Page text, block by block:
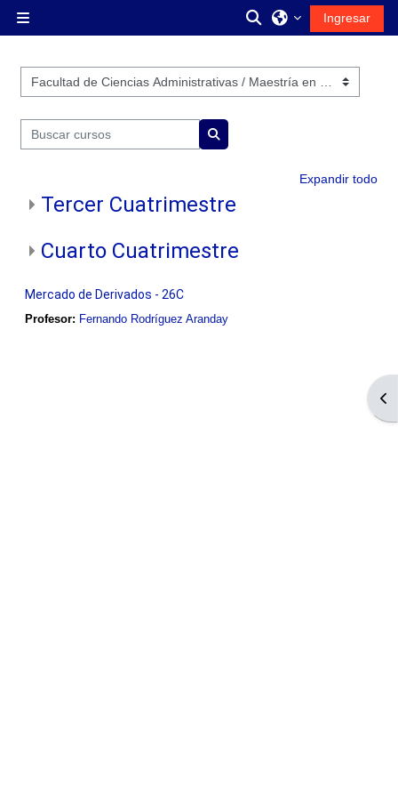
Activar oIngresar
Categorías
Buscar cursos
Expandir todo
Tercer Cuatrimestre
Cuarto Cuatrimestre
Mercado de Derivados - 26C
Profesor: Fernando Rodríguez Aranday